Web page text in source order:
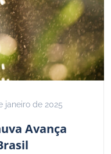
janeiro de 2025
Avança